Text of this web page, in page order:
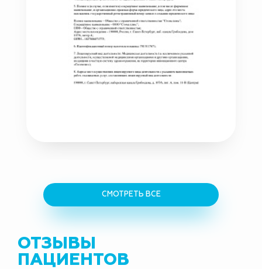
СМОТРЕТЬ ВСЕ
ОТЗЫВЫ
ПАЦИЕНТОВ